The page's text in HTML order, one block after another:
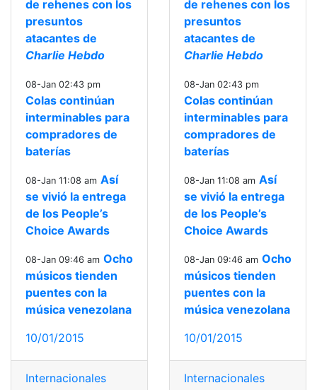
de rehenes con los
presuntos
atacantes de
Charlie Hebdo
08-Jan 02:43 pm
Colas continúan
interminables para
compradores de
baterías
08-Jan 11:08 am Así
se vivió la entrega
de los People’s
Choice Awards
08-Jan 09:46 am Ocho
músicos tienden
puentes con la
música venezolana
10/01/2015
Internacionales
de rehenes con los
presuntos
atacantes de
Charlie Hebdo
08-Jan 02:43 pm
Colas continúan
interminables para
compradores de
baterías
08-Jan 11:08 am Así
se vivió la entrega
de los People’s
Choice Awards
08-Jan 09:46 am Ocho
músicos tienden
puentes con la
música venezolana
10/01/2015
Internacionales